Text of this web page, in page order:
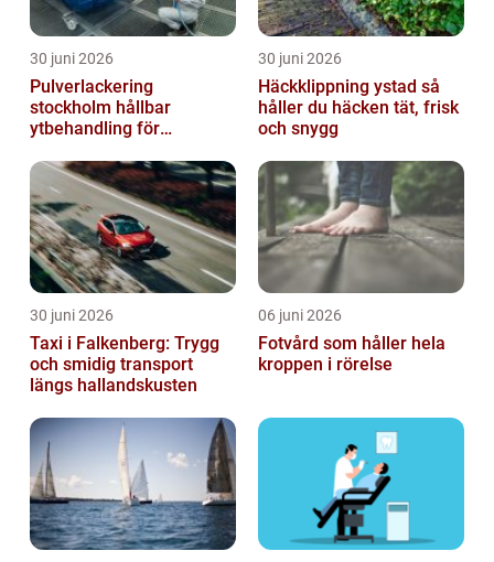
30 juni 2026
Pulverlackering
stockholm hållbar
ytbehandling för
30 juni 2026
Häckklippning ystad så
håller du häcken tät, frisk
och snygg
30 juni 2026
Taxi i Falkenberg: Trygg
och smidig transport
längs hallandskusten
06 juni 2026
Fotvård som håller hela
kroppen i rörelse